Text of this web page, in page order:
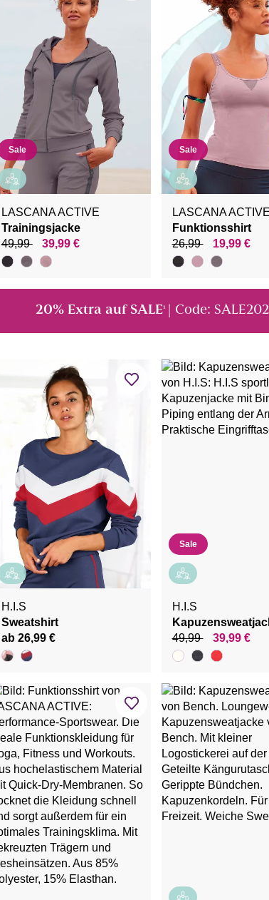
Sale
LASCANA ACTIVE
Trainingsjacke
49,99
39,99 €
Sale
LASCANA ACTIVE
Funktionsshirt
26,99
19,99 €
20% Extra auf SALE¹ | Code:
H.I.S
Sweatshirt
ab 26,99 €
Sale
H.I.S
49,99
39,99 €